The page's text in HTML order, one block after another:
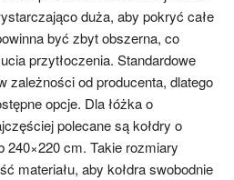
duża, aby pokryć całe
być zbyt obszerna, co
przytłoczenia. Standardowe
zależności od producenta, dlatego
opcje. Dla łóżka o
polecane są kołdry o
240×220 cm. Takie rozmiary
materiału, aby kołdra swobodnie